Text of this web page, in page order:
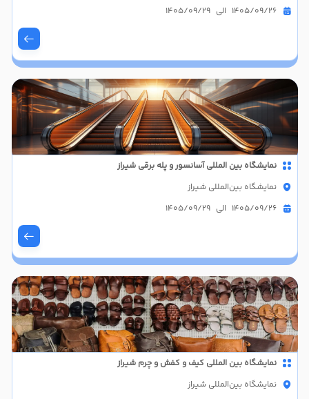
1405/09/26 الی 1405/09/29
نمایشگاه بین المللی آسانسور و پله برقی شیراز
نمایشگاه بین‌المللی شیراز
1405/09/26 الی 1405/09/29
نمایشگاه بین المللی کیف و کفش و چرم شیراز
نمایشگاه بین‌المللی شیراز